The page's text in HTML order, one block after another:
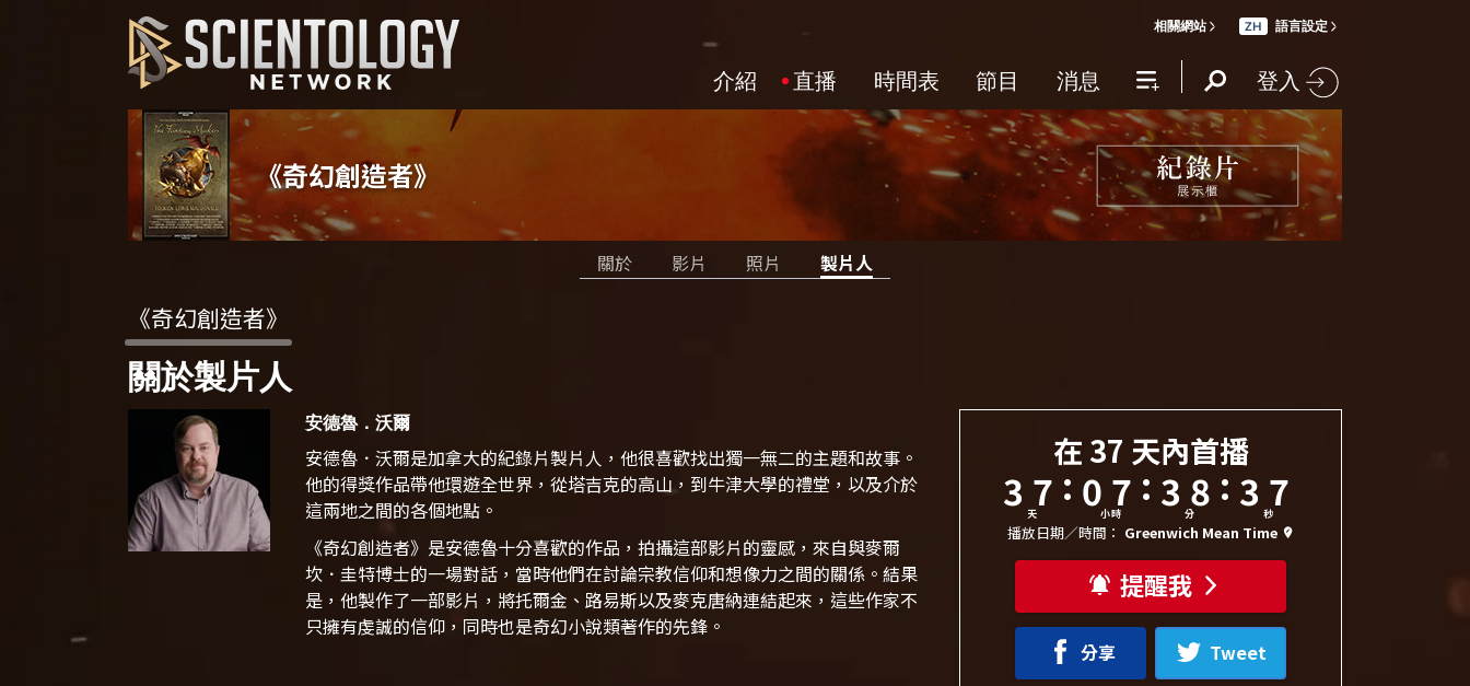
相關網站 ZH 語言設定
介紹 直播 時間表 節目 消息 登入
《奇幻創造者》
關於 影片 照片 製片人
《奇幻創造者》
關於製片人
安德魯．沃爾
安德魯．沃爾是加拿大的紀錄片製片人，他很喜歡找出獨一無二的主題和故事。
他的得獎作品帶他環遊全世界，從塔吉克的高山，到牛津大學的禮堂，以及介於
這兩地之間的各個地點。
《奇幻創造者》 是安德魯十分喜歡的作品，拍攝這部影片的靈感，來自與麥爾
坎．圭特博士的一場對話，當時他們在討論宗教信仰和想像力之間的關係。結果
是，他製作了一部影片，將托爾金、路易斯以及麥克唐納連結起來，這些作家不
只擁有虔誠的信仰，同時也是奇幻小說類著作的先鋒。
在 37 天內首播
37
天
: 07
小時
: 38
分
: 34
秒
播放日期／時間： Greenwich Mean Time
提醒我
分享 Tweet